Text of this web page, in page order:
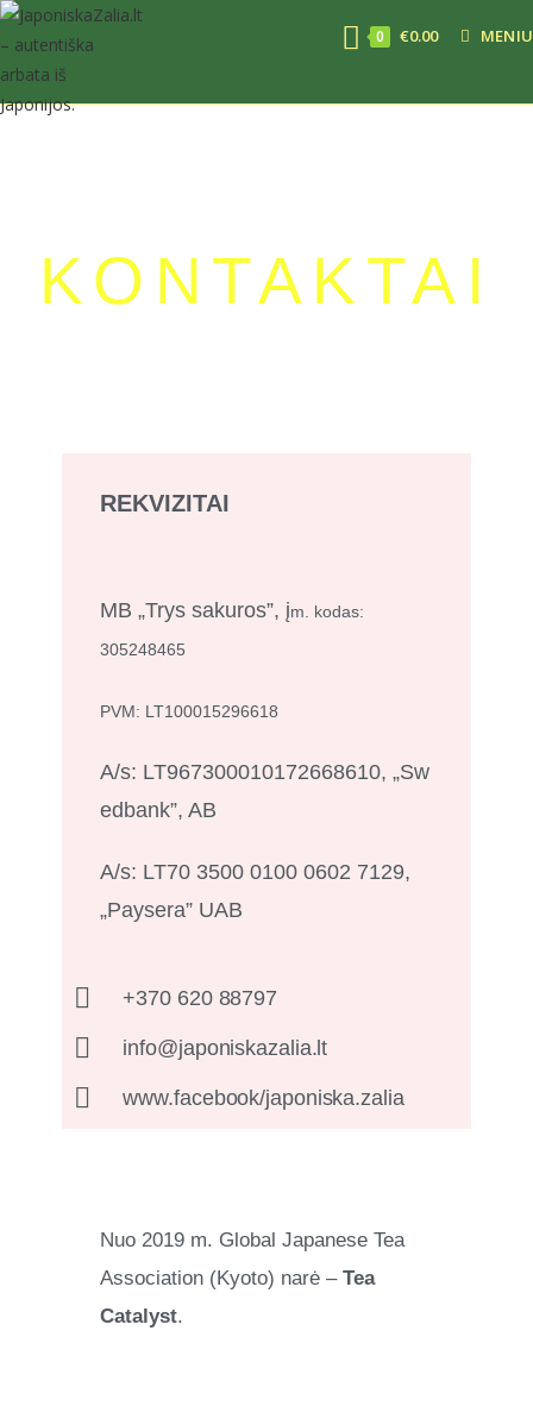
0 €0.00 MENIU
KONTAKTAI
REKVIZITAI
MB „Trys sakuros”, įm. kodas:
305248465
PVM: LT100015296618
A/s: LT967300010172668610, „Sw
edbank”, AB
A/s: LT70 3500 0100 0602 7129,
„Paysera” UAB
+370 620 88797
info@japoniskazalia.lt
www.facebook/japoniska.zalia
Nuo 2019 m. Global Japanese Tea
Association (Kyoto) narė –Tea
Catalyst.